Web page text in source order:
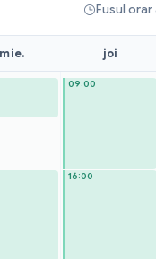
Fusul orar
mie. joi
09:00
16:00